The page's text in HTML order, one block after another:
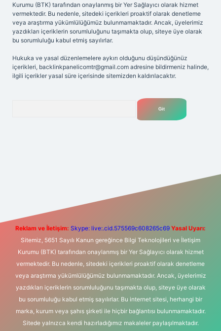
Kurumu (BTK) tarafından onaylanmış bir Yer Sağlayıcı olarak hizmet
vermektedir. Bu nedenle, sitedeki içerikleri proaktif olarak denetleme
veya araştırma yükümlülüğümüz bulunmamaktadır. Ancak, üyelerimiz
yazdıkları içeriklerin sorumluluğunu taşımakta olup, siteye üye olarak
bu sorumluluğu kabul etmiş sayılırlar.
Hukuka ve yasal düzenlemelere aykırı olduğunu düşündüğünüz
içerikleri, backlinkpanelicomtr@gmail.com adresine bildirmeniz halinde,
ilgili içerikler yasal süre içerisinde sitemizden kaldırılacaktır.
m elexbet
Reklam ve İletişim: Skype: live:.cid.575569c608265c69 Yasal Uyarı:
Sitemiz, 5651 Sayılı Kanun gereğince Bilgi Teknolojileri ve İletişim
Kurumu (BTK) tarafından onaylanmış bir Yer Sağlayıcı olarak hizmet
vermektedir. Bu nedenle, sitedeki içerikleri proaktif olarak denetleme
veya araştırma yükümlülüğümüz bulunmamaktadır. Ancak, üyelerimiz
yazdıkları içeriklerin sorumluluğunu taşımakta olup, siteye üye olarak
bu sorumluluğu kabul etmiş sayılırlar. Bu internet sitesi, herhangi bir
marka, kurum veya şahıs şirketi ile hiçbir bağlantısı bulunmamaktadır.
Sitede yalnızca kendi hazırladığımız makaleler paylaşılmaktadır.